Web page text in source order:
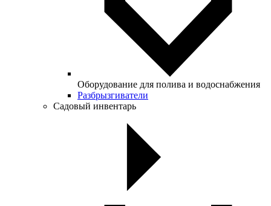
Оборудование для полива и водоснабжения
Разбрызгиватели
Садовый инвентарь